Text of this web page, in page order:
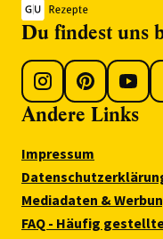
Du findest uns
Andere Links
Impressum
Mediadaten &
FAQ - Häufig